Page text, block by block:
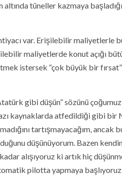
tüneller kazmaya
var. Erişilebilir maliyetlerle
maliyetlerde konut açığı
istersek “çok büyük bir
gibi düşün” sözünü
kaynaklarda atfedildiği gibi bir
tartışmayacağım,
düşünüyorum. Bazen
alışıyoruz ki artık hiç
pilotta yapmaya